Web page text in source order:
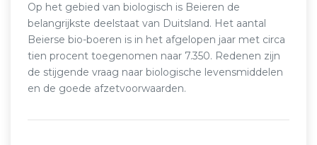
Op het gebied van biologisch is Beieren de
belangrijkste deelstaat van Duitsland. Het aantal
Beierse bio-boeren is in het afgelopen jaar met circa
tien procent toegenomen naar 7.350. Redenen zijn
de stijgende vraag naar biologische levensmiddelen
en de goede afzetvoorwaarden.